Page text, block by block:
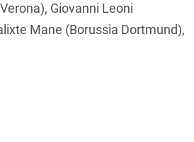
Giovanni Leoni
Mane (Borussia Dortmund),